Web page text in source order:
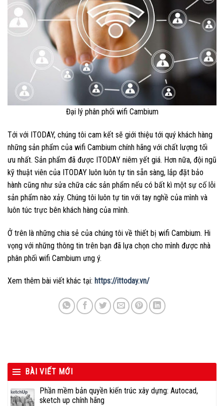
Đại lý phân phối wifi Cambium
Tới với ITODAY, chúng tôi cam kết sẽ giới thiệu tới quý khách hàng
những sản phẩm của wifi Cambium chính hãng với chất lượng tối
ưu nhất. Sản phẩm đã được ITODAY niêm yết giá. Hơn nữa, đội ngũ
kỹ thuật viên của ITODAY luôn luôn tự tin sẵn sàng, lắp đặt bảo
hành cũng như sửa chữa các sản phẩm nếu có bất kì một sự cố lỗi
sản phẩm nào xảy. Chúng tôi luôn tự tin với tay nghề của mình và
luôn túc trực bên khách hàng của mình.
Ở trên là những chia sẻ của chúng tôi về thiết bị wifi Cambium. Hi
vọng với những thông tin trên bạn đã lựa chọn cho mình được nhà
phân phối wifi Cambium ưng ý.
Xem thêm bài viết khác tại: https://ittoday.vn/
BÀI VIẾT MỚI
Phần mềm bản quyền kiến trúc xây dựng: Autocad,
sketch up chính hãng